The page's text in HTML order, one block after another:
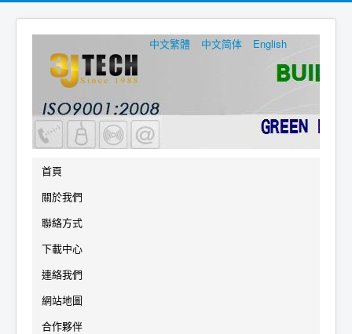
中文繁體 中文简体 English
首頁
關於我們
聯絡方式
下載中心
連絡我們
網站地圖
合作夥伴